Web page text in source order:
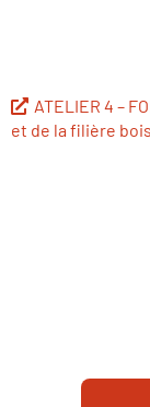
ATELIER 4 –
et de la filière